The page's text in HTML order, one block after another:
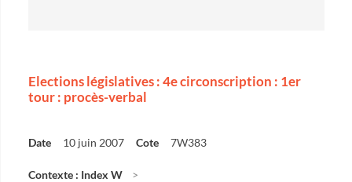
Elections législatives : 4e circonscription : 1er
tour : procès-verbal
Date 10 juin 2007 Cote 7W383
Contexte : Index W